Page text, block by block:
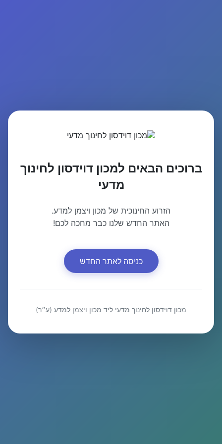
ברוכים הבאים למכון דוידסון לחינוך
מדעי
הזרוע החינוכית של מכון ויצמן למדע.
האתר החדש שלנו כבר מחכה לכם!
כניסה לאתר החדש
מכון דוידסון לחינוך מדעי ליד מכון ויצמן למדע (ע״ר)